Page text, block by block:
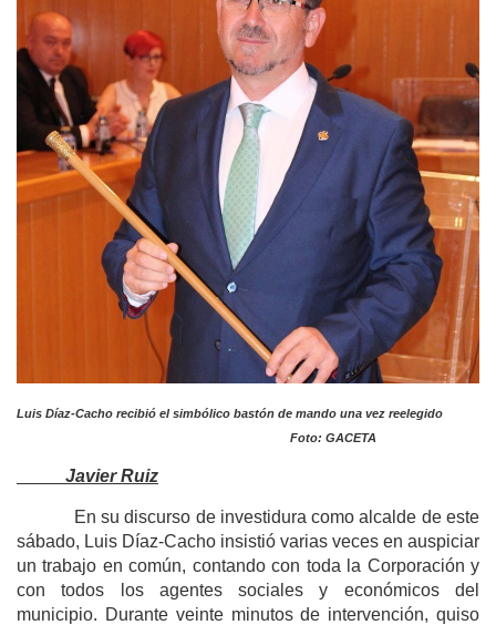
Luis Díaz-Cacho recibió el simbólico bastón de mando una vez reelegido
Foto: GACETA
Javier Ruiz
En su discurso de investidura como alcalde de este
sábado, Luis Díaz-Cacho insistió varias veces en auspiciar
un trabajo en común, contando con toda la Corporación y
con todos los agentes sociales y económicos del
municipio. Durante veinte minutos de intervención, quiso